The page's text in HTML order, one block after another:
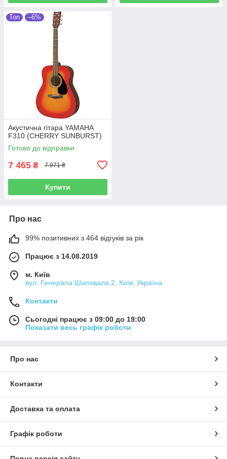
Топ –6%
Акустична гітара YAMAHA
F310 (CHERRY SUNBURST)
Готово до відправки
7 465 ₴ 7 971 ₴
Купити
Про нас
99% позитивних з 464 відгуків за рік
Працює з 14.08.2019
м. Київ
вул. Генерала Шаповала 2, Київ, Україна
Контакти
Сьогодні працює з 09:00 до 19:00
Показати весь графік роботи
Про нас
Контакти
Доставка та оплата
Графік роботи